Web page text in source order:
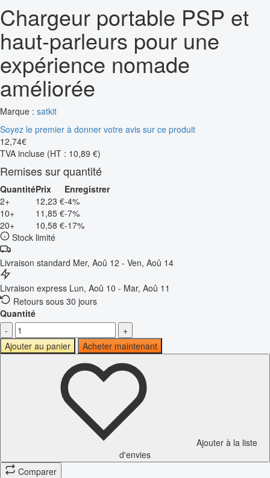
Chargeur portable PSP et
haut-parleurs pour une
expérience nomade
améliorée
Marque : satkit
Soyez le premier à donner votre avis sur ce produit
12,74€
TVA incluse (HT : 10,89 €)
Remises sur quantité
QuantitéPrix
Enregistrer
2+
12,23 €-4%
10+
11,85 €-7%
20+
10,58 €-17%
Stock limité
Livraison standard Mer, Aoû 12 - Ven, Aoû 14
Livraison express Lun, Aoû 10 - Mar, Aoû 11
Retours sous 30 jours
Quantité
-
+
Ajouter au panier
Acheter maintenant
Ajouter à la liste
d'envies
Comparer